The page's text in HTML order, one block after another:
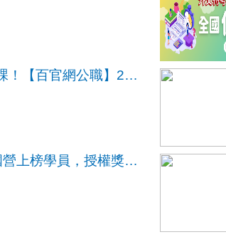
公職考試最新課程開課！【百官網公職】2027年公職考試(國考)課表出爐
2025號召TKB公職/國營上榜學員，授權獎學金領起來！